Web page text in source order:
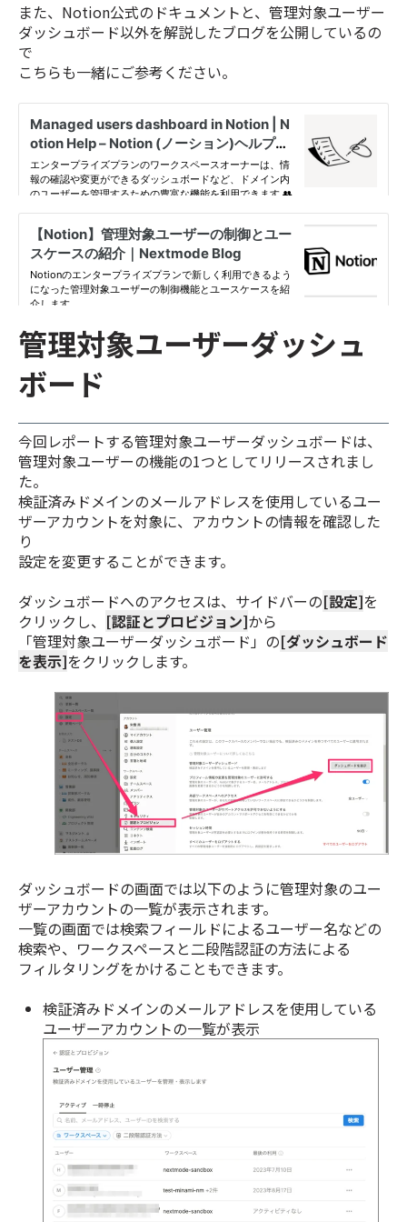
また、Notion公式のドキュメントと、 管理対象ユーザー
ダッシュボード以外を解説したブログを公開しているの
で
こちらも一緒にご参考ください。
管理対象ユーザーダッシュ
ボード
今回レポートする管理対象ユーザーダッシュボードは、
管理対象ユーザーの機能の1つとしてリリースされまし
た。
検証済みドメインのメールアドレスを使用しているユー
ザーアカウントを対象に、アカウントの情報を確認した
り
設定を変更することができます。
ダッシュボードへのアクセスは、サイドバーの[設定]を
クリックし、 [認証とプロビジョン]から
「管理対象ユーザーダッシュボード」の[ダッシュボード
を表示]をクリックします。
ダッシュボードの画面では以下のように管理対象のユー
ザーアカウントの一覧が表示されます。
一覧の画面では検索フィールドによるユーザー名などの
検索や、ワークスペースと二段階認証の方法による
フィルタリングをかけることもできます。
検証済みドメインのメールアドレスを使用している
ユーザーアカウントの一覧が表示